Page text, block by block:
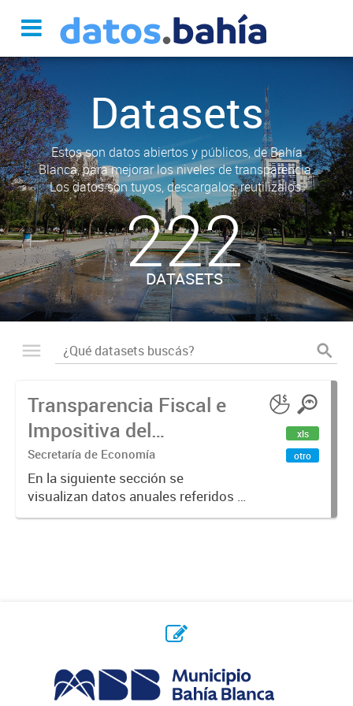
Datasets
Estos son datos abiertos y públicos, de Bahía
Blanca, para mejorar los niveles de transparencia.
Los datos son tuyos, descargalos, reutilizalos.
222
DATASETS
Transparencia Fiscal e
Impositiva del
Municipio. Año 2023
Secretaría de Economía
En la siguiente sección se
visualizan datos anuales referidos a
la transparencia fiscal e impositiva
xls
otro